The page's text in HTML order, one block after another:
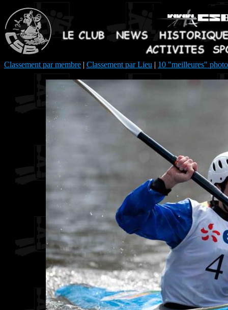
Classement par membre | Classement par Lieu | 10 "meilleures"